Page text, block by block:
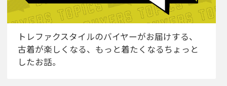
トレファクスタイルのバイヤーがお届けする、
古着が楽しくなる、もっと着たくなるちょっと
したお話。